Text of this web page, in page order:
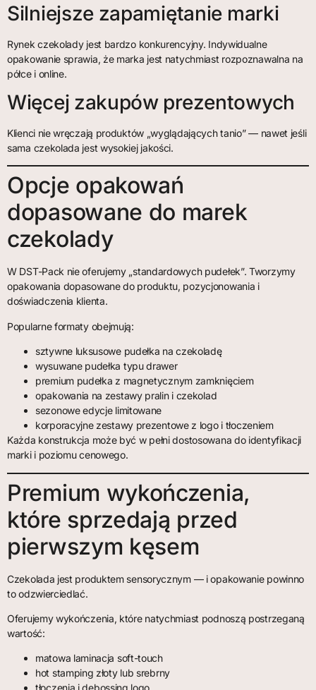
Silniejsze zapamiętanie marki
Rynek czekolady jest bardzo konkurencyjny. Indywidualne
opakowanie sprawia, że marka jest natychmiast rozpoznawalna na
półce i online.
Więcej zakupów prezentowych
Klienci nie wręczają produktów „wyglądających tanio” — nawet jeśli
sama czekolada jest wysokiej jakości.
Opcje opakowań
dopasowane do marek
czekolady
W DST-Pack nie oferujemy „standardowych pudełek”. Tworzymy
opakowania dopasowane do produktu, pozycjonowania i
doświadczenia klienta.
Popularne formaty obejmują:
sztywne luksusowe pudełka na czekoladę
wysuwane pudełka typu drawer
premium pudełka z magnetycznym zamknięciem
opakowania na zestawy pralin i czekolad
sezonowe edycje limitowane
korporacyjne zestawy prezentowe z logo i tłoczeniem
Każda konstrukcja może być w pełni dostosowana do identyfikacji
marki i poziomu cenowego.
Premium wykończenia,
które sprzedają przed
pierwszym kęsem
Czekolada jest produktem sensorycznym — i opakowanie powinno
to odzwierciedlać.
Oferujemy wykończenia, które natychmiast podnoszą postrzeganą
wartość:
matowa laminacja soft-touch
hot stamping złoty lub srebrny